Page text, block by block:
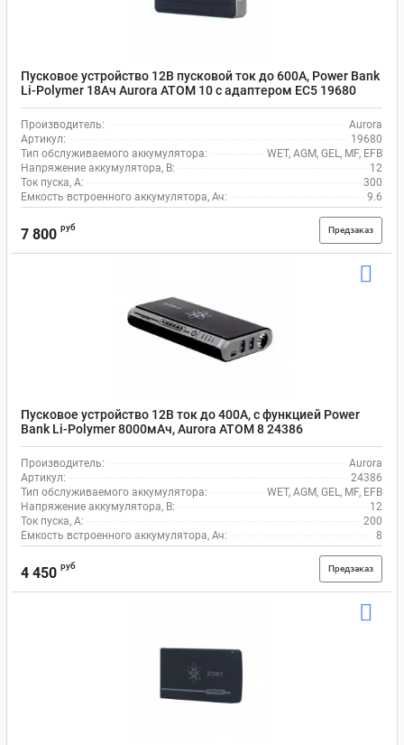
Пусковое устройство 12В пусковой ток до 600А, Power Bank
Li-Polymer 18Ач Aurora ATOM 10 с адаптером ЕС5 19680
Производитель:
Aurora
Артикул:
19680
Тип обслуживаемого аккумулятора:
WET, AGM, GEL, MF, EFB
Напряжение аккумулятора, В:
12
Ток пуска, А:
300
Емкость встроенного аккумулятора, Ач:
9.6
7 800 руб Предзаказ
Пусковое устройство 12В ток до 400А, с функцией Power
Bank Li-Polymer 8000мАч, Aurora ATOM 8 24386
Производитель:
Aurora
Артикул:
24386
Тип обслуживаемого аккумулятора:
WET, AGM, GEL, MF, EFB
Напряжение аккумулятора, В:
12
Ток пуска, А:
200
Емкость встроенного аккумулятора, Ач:
8
4 450 руб Предзаказ